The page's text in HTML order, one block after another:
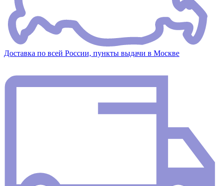
Доставка по всей России, пункты выдачи в Москве